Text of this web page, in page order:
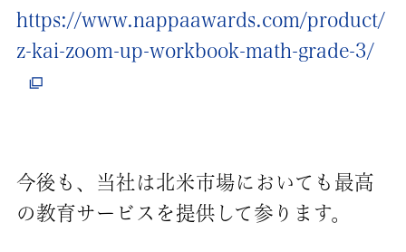
https://www.nappaawards.com/product/
z-kai-zoom-up-workbook-math-grade-3/
今後も、当社は北米市場においても最高
の教育サービスを提供して参ります。